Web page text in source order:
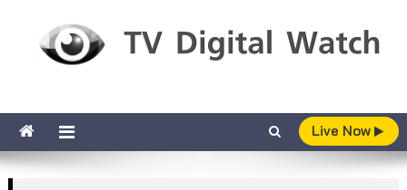
Live Now